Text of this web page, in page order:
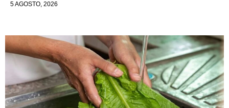
5 AGOSTO, 2026